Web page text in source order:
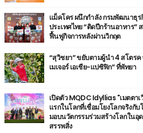
แม็คโคร ผนึกกำลัง กรมพัฒนาธุ
ประเทศไทย “ติดปีกร้านอาหาร”
ฟื้นฟูกิจการหลังผ่านวิกฤต
“สุวิชยา” ขยับตามผู้นำ 4 สโตรค
เมเจอร์ เอเชีย-แปซิฟิก” ที่พัทยา
เปิดตัว MQDC Idyllias "เมตต
แรกในโลกที่เชื่อมโยงโลกจริงกั
มอบนวัตกรรมร่วมสร้างโลกในอุ
สรรพสิ่ง